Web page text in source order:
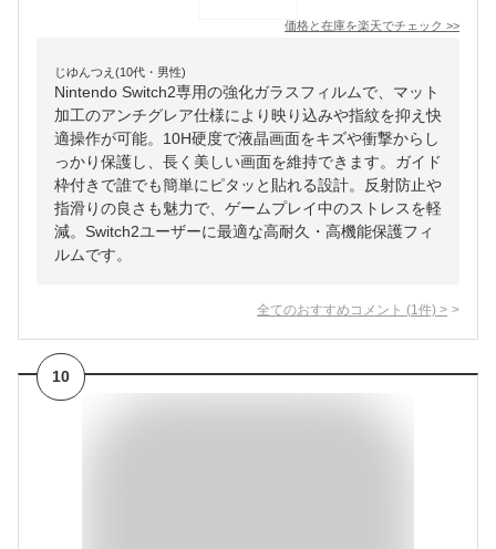
価格と在庫を楽天でチェック >>
じゆんつえ(10代・男性)
Nintendo Switch2専用の強化ガラスフィルムで、マット
加工のアンチグレア仕様により映り込みや指紋を抑え快
適操作が可能。10H硬度で液晶画面をキズや衝撃からし
っかり保護し、長く美しい画面を維持できます。ガイド
枠付きで誰でも簡単にピタッと貼れる設計。反射防止や
指滑りの良さも魅力で、ゲームプレイ中のストレスを軽
減。Switch2ユーザーに最適な高耐久・高機能保護フィ
ルムです。
全てのおすすめコメント (1 件) >
10